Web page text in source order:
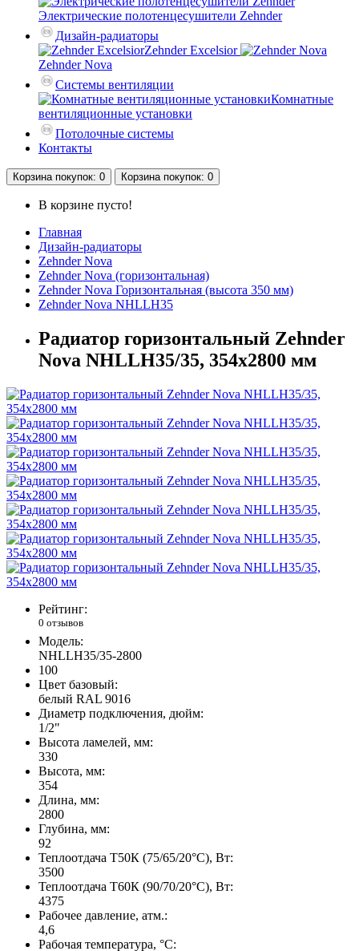
Электрические полотенцесушители Zehnder
Дизайн-радиаторы
Zehnder Excelsior
Zehnder Nova
Системы вентиляции
Комнатные
вентиляционные установки
Потолочные системы
Контакты
Корзинапокупок: 0 Корзинапокупок: 0
В корзине пусто!
Главная
Дизайн-радиаторы
Zehnder Nova
Zehnder Nova (горизонтальная)
Zehnder Nova Горизонтальная (высота 350 мм)
Zehnder Nova NHLLH35
Радиатор горизонтальный Zehnder
Nova NHLLH35/35, 354х2800 мм
Рейтинг:
0 отзывов
Модель:
NHLLH35/35-2800
100
Цвет базовый:
белый RAL 9016
Диаметр подключения, дюйм:
1/2"
Высота ламелей, мм:
330
Высота, мм:
354
Длина, мм:
2800
Глубина, мм:
92
Теплоотдача Т50К (75/65/20°C), Вт:
3500
Теплоотдача Т60К (90/70/20°C), Вт:
4375
Рабочее давление, атм.:
4,6
Рабочая температура, °C: